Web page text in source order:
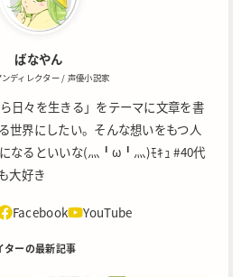
ばなやん
ンディレクター / 声優小説家
日々を生きる」をテーマに文章を書
世界にしたい。そんな想いをもつ人
になるといいな(灬╹ω╹灬)ﾓｷｭ #40代
大好き